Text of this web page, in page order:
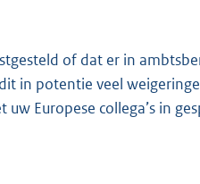
of dat er in
in potentie veel
Europese collega’s in